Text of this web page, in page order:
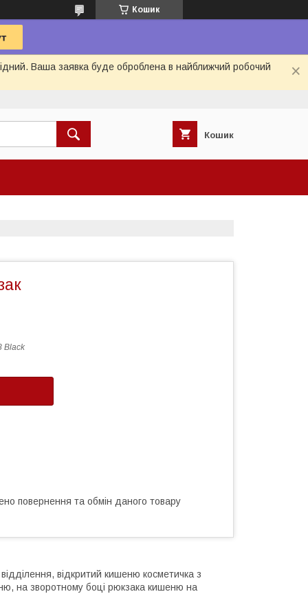
Кошик
Ваша заявка буде оброблена в найближчий робочий
Кошик
Black
повернення та обмін даного товару
відкритий кишеню косметичка з
на зворотному боці рюкзака кишеню на